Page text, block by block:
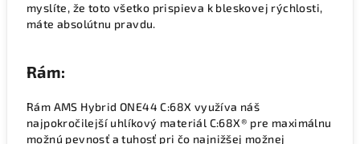
myslíte, že toto všetko prispieva k bleskovej rýchlosti,
máte absolútnu pravdu.
Rám:
Rám AMS Hybrid ONE44 C:68X využíva náš
najpokročilejší uhlíkový materiál C:68X® pre maximálnu
možnú pevnosť a tuhosť pri čo najnižšej možnej